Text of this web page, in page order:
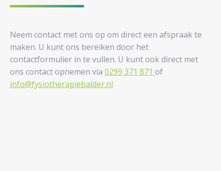
Neem contact met ons op om direct een afspraak te
maken. U kunt ons bereiken door het
contactformulier in te vullen. U kunt ook direct met
ons contact opnemen via 0299 371 871 of
info@fysiotherapiebalder.nl